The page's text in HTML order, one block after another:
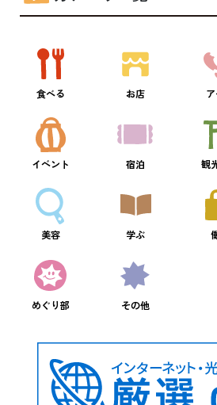
食べる お店
イベント 宿泊 観
美容 学ぶ
めぐり部 その他